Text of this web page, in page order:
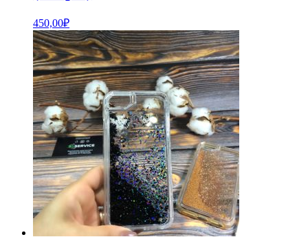
450,00₽